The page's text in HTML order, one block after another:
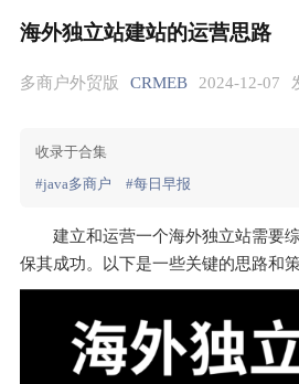
海外独立站建站的运营思路
多商户外贸版 CRMEB 2024-12-07
收录于合集
#java多商户
#每日早报
建立和运营一个海外独立站需要
保其成功。以下是一些关键的思路和策